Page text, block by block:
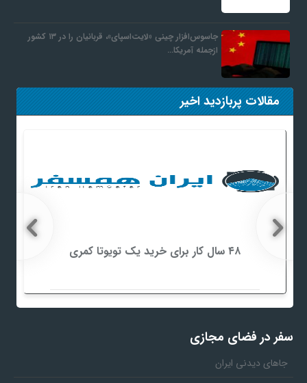
جاسوس‌افزار چینی «لایت‌اسپای»، قربانیان را در ۱۳ کشور
ازجمله آمریکا…
مقالات پربازدید اخیر
۴۸ سال کار برای خرید یک تویوتا کمری
سفر در فضای مجازی
جاهای دیدنی ایران